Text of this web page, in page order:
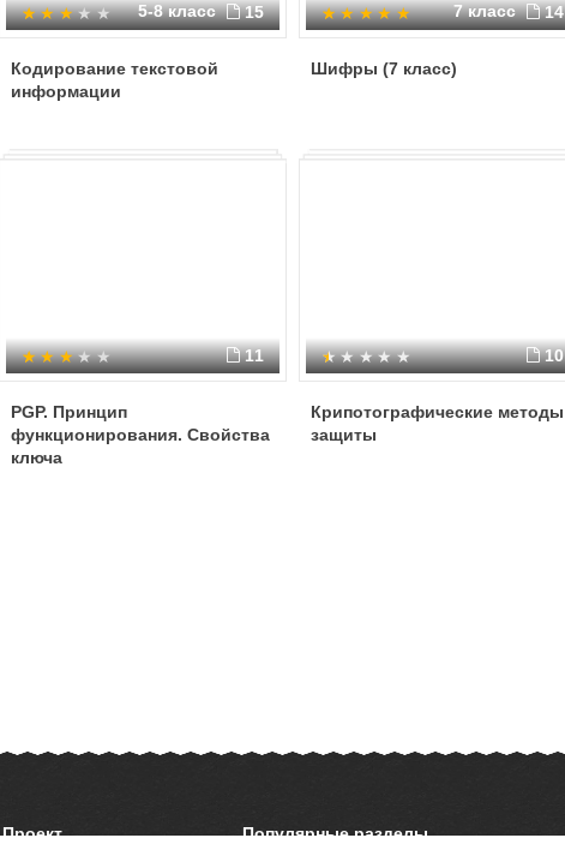
5-8 класс 15
Кодирование текстовой
информации
7 класс 14
Шифры (7 класс)
11
PGP. Принцип
функционирования. Свойства
ключа
10
Крипотографические методы
защиты
Проект Популярные разделы